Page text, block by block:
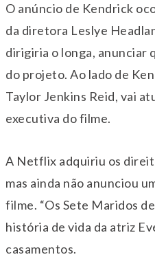
O anúncio de Kendrick
da diretora Leslye
dirigiria o longa, anunciar
do projeto. Ao lado de
Taylor Jenkins Reid, vai
executiva do filme.
A Netflix adquiriu os
mas ainda não anunciou
filme. “Os Sete Maridos
história de vida da atriz
casamentos.